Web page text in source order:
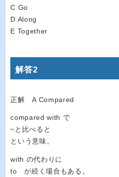
C Go
D Along
E Together
解答2
正解 A Compared
compared with で
~と比べると
という意味。
with の代わりに
to が続く場合もある。